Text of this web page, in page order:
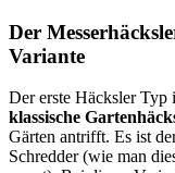
Der
Variante
Der erste Häcksler Typ
klassische
Gärten antrifft. Es ist
Schredder (wie man